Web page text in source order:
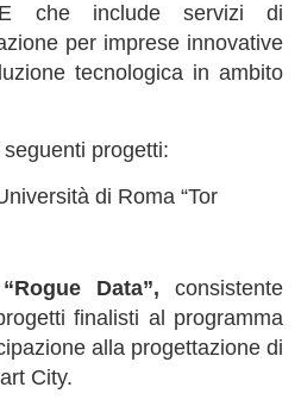
che include servizi di
per imprese innovative
tecnologica in ambito
progetti:
di Roma “Tor
“Rogue Data”, consistente
finalisti al programma
alla progettazione di
City.